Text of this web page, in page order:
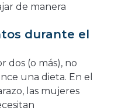
de manera
durante el
dos (o más), no
una dieta. En el
las mujeres